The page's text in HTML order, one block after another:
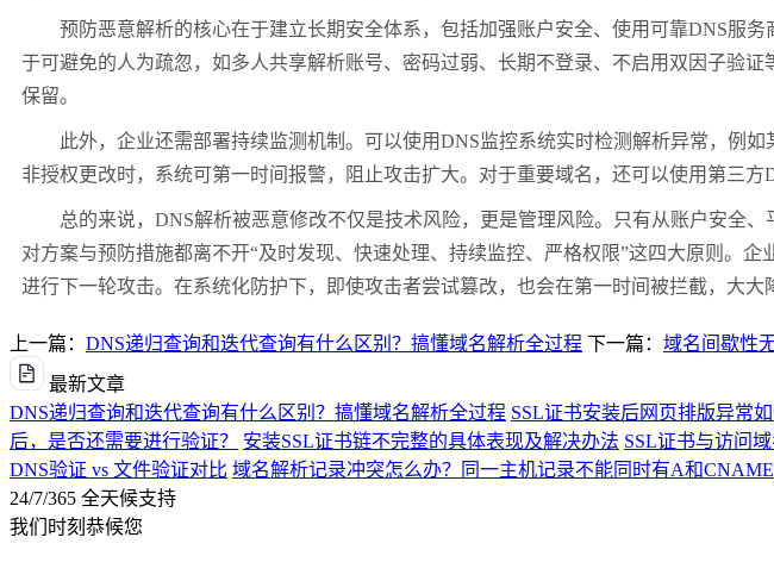
预防恶意解析的核心在于建立长期安全体系，包括加强账户安全、使用可靠DNS服务
于可避免的人为疏忽，如多人共享解析账号、密码过弱、长期不登录、不启用双因子验
保留。
此外，企业还需部署持续监测机制。可以使用DNS监控系统实时检测解析异常，例
非授权更改时，系统可第一时间报警，阻止攻击扩大。对于重要域名，还可以使用第三
总的来说，DNS解析被恶意修改不仅是技术风险，更是管理风险。只有从账户安全、
对方案与预防措施都离不开“及时发现、快速处理、持续监控、严格权限”这四大原则。
进行下一轮攻击。在系统化防护下，即使攻击者尝试篡改，也会在第一时间被拦截，大大
上一篇： DNS递归查询和迭代查询有什么区别？搞懂域名解析全过程 下一篇： 域名间歇性
最新文章
DNS递归查询和迭代查询有什么区别？搞懂域名解析全过程 SSL证书安装后网页排版异常
后，是否还需要进行验证？
安装SSL证书链不完整的具体表现及解决办法 SSL证书与访问
DNS验证 vs 文件验证对比 域名解析记录冲突怎么办？同一主机记录不能同时有A和CNAME
24/7/365 全天候支持
我们时刻恭候您